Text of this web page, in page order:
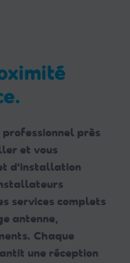
professionnel près
et vous
d'installation
services complets
antenne,
Chaque
une réception